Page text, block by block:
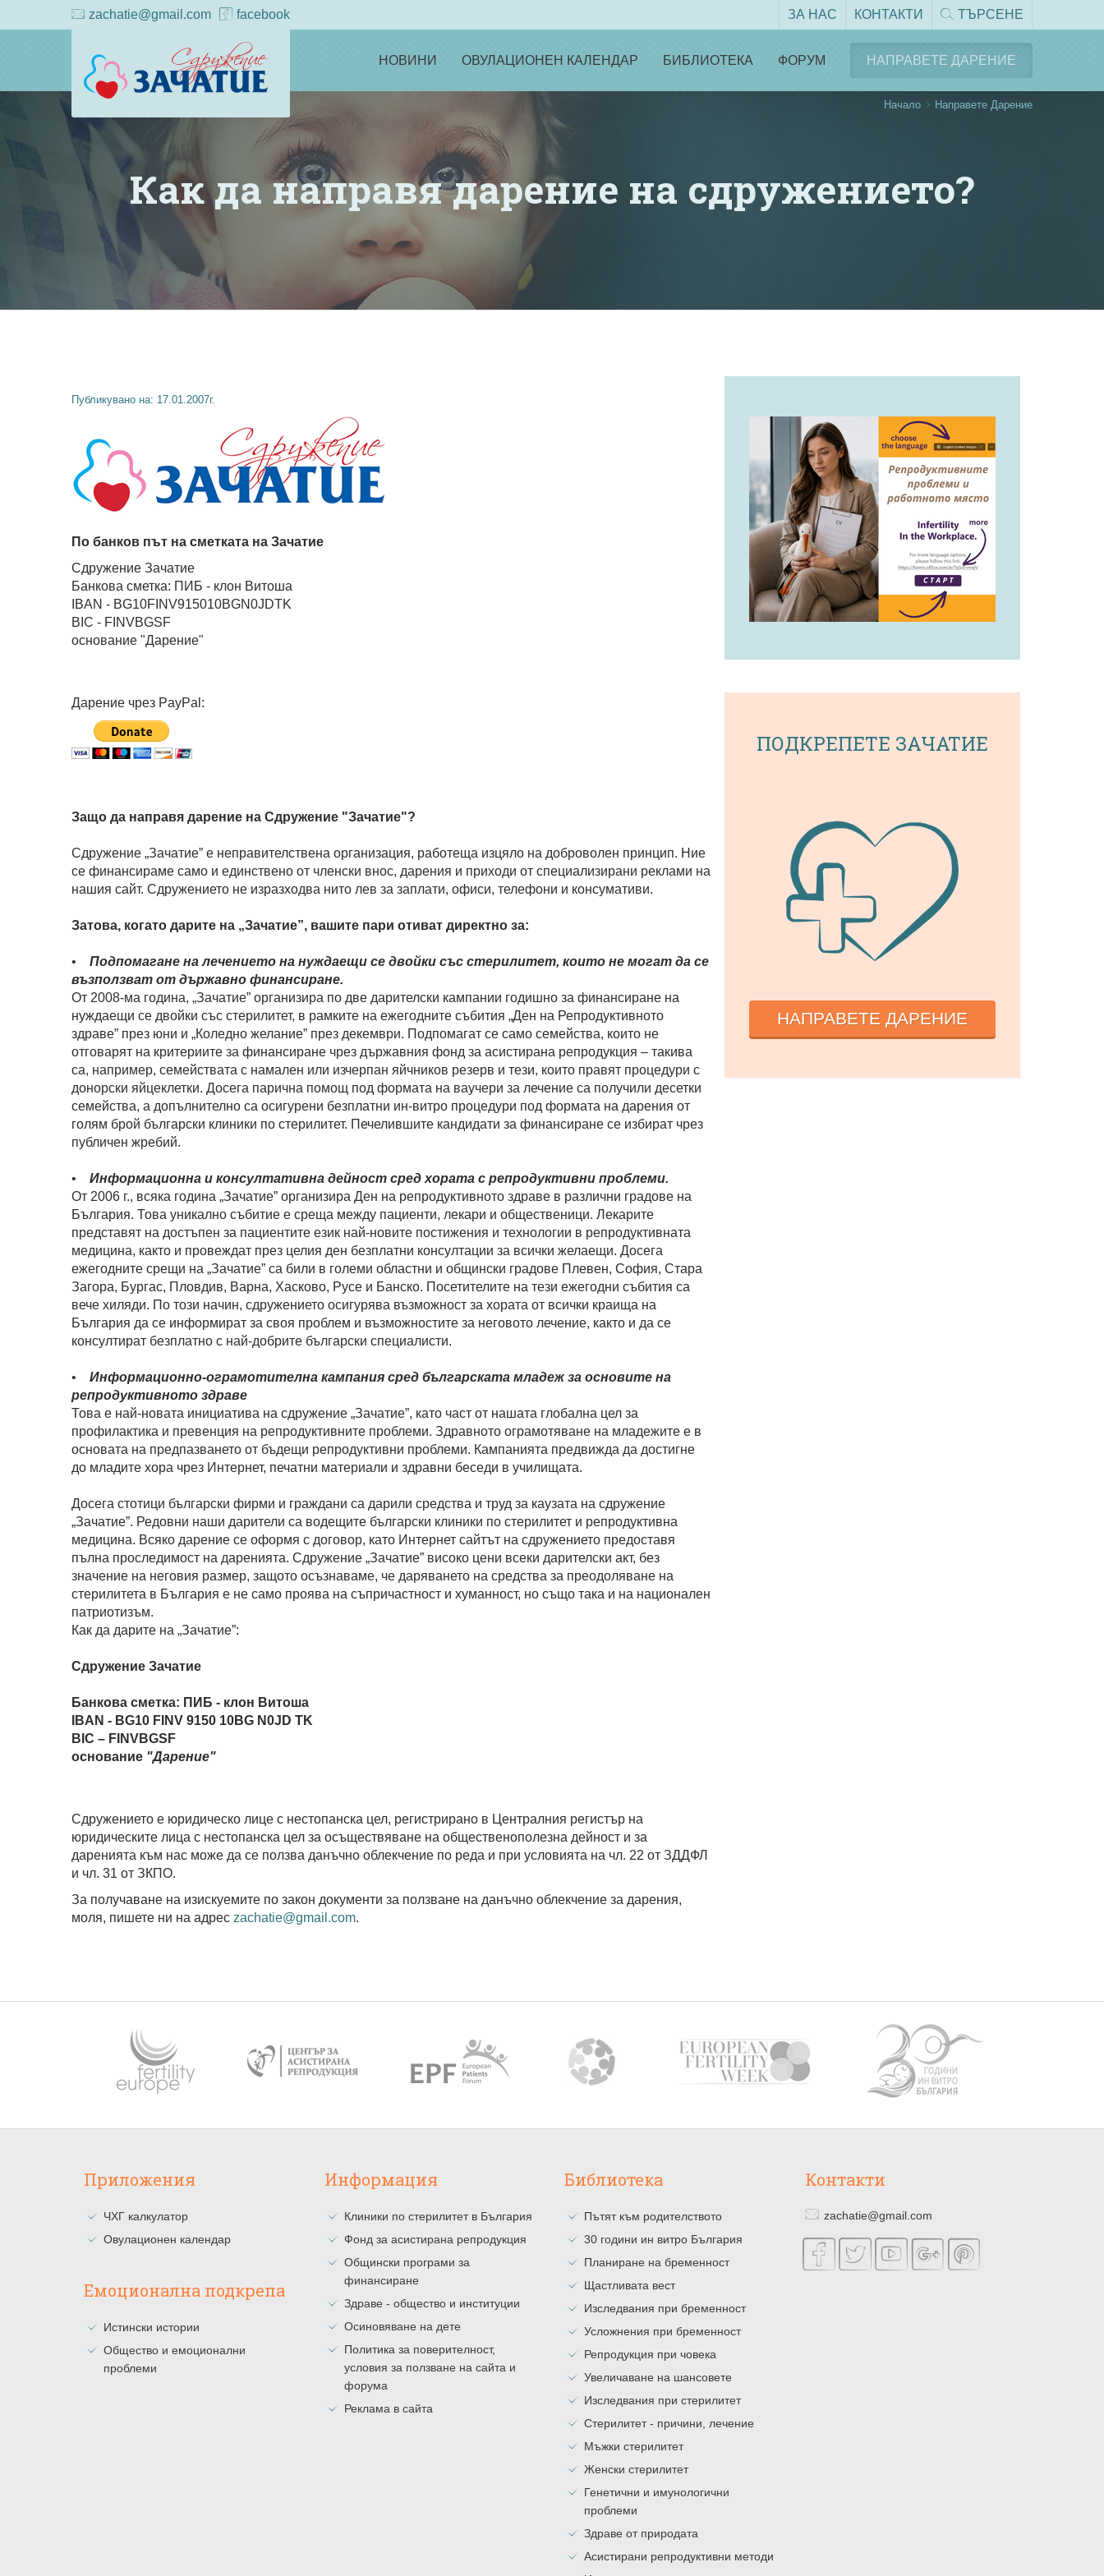
zachatie@gmail.com facebook ЗА НАС КОНТАКТИ ТЪРСЕНЕ
НОВИНИ ОВУЛАЦИОНЕН КАЛЕНДАР БИБЛИОТЕКА ФОРУМ НАПРАВЕТЕ ДАРЕНИЕ
Начало Направете Дарение
Как да направя дарение на сдружението?
Публикувано на: 17.01.2007г.
По банков път на сметката на Зачатие
Сдружение Зачатие
Банкова сметка: ПИБ - клон Витоша
IBAN - BG10FINV915010BGN0JDTK
BIC - FINVBGSF
основание "Дарение"
Дарение чрез PayPal:
Защо да направя дарение на Сдружение "Зачатие"?
Сдружение „Зачатие” е неправителствена организация, работеща изцяло на доброволен принцип. Ние
се финансираме само и единствено от членски внос, дарения и приходи от специализирани реклами на
нашия сайт. Сдружението не изразходва нито лев за заплати, офиси, телефони и консумативи.
Затова, когато дарите на „Зачатие”, вашите пари отиват директно за:
• Подпомагане на лечението на нуждаещи се двойки със стерилитет, които не могат да се
възползват от държавно финансиране.
От 2008-ма година, „Зачатие” организира по две дарителски кампании годишно за финансиране на
нуждаещи се двойки със стерилитет, в рамките на ежегодните събития „Ден на Репродуктивното
здраве” през юни и „Коледно желание” през декември. Подпомагат се само семейства, които не
отговарят на критериите за финансиране чрез държавния фонд за асистирана репродукция – такива
са, например, семействата с намален или изчерпан яйчников резерв и тези, които правят процедури с
донорски яйцеклетки. Досега парична помощ под формата на ваучери за лечение са получили десетки
семейства, а допълнително са осигурени безплатни ин-витро процедури под формата на дарения от
голям брой български клиники по стерилитет. Печелившите кандидати за финансиране се избират чрез
публичен жребий.
• Информационна и консултативна дейност сред хората с репродуктивни проблеми.
От 2006 г., всяка година „Зачатие” организира Ден на репродуктивното здраве в различни градове на
България. Това уникално събитие е среща между пациенти, лекари и общественици. Лекарите
представят на достъпен за пациентите език най-новите постижения и технологии в репродуктивната
медицина, както и провеждат през целия ден безплатни консултации за всички желаещи. Досега
ежегодните срещи на „Зачатие” са били в големи областни и общински градове Плевен, София, Стара
Загора, Бургас, Пловдив, Варна, Хасково, Русе и Банско. Посетителите на тези ежегодни събития са
вече хиляди. По този начин, сдружението осигурява възможност за хората от всички краища на
България да се информират за своя проблем и възможностите за неговото лечение, както и да се
консултират безплатно с най-добрите български специалисти.
• Информационно-ограмотителна кампания сред българската младеж за основите на
репродуктивното здраве
Това е най-новата инициатива на сдружение „Зачатие”, като част от нашата глобална цел за
профилактика и превенция на репродуктивните проблеми. Здравното ограмотяване на младежите е в
основата на предпазването от бъдещи репродуктивни проблеми. Кампанията предвижда да достигне
до младите хора чрез Интернет, печатни материали и здравни беседи в училищата.
Досега стотици български фирми и граждани са дарили средства и труд за каузата на сдружение
„Зачатие”. Редовни наши дарители са водещите български клиники по стерилитет и репродуктивна
медицина. Всяко дарение се оформя с договор, като Интернет сайтът на сдружението предоставя
пълна проследимост на даренията. Сдружение „Зачатие” високо цени всеки дарителски акт, без
значение на неговия размер, защото осъзнаваме, че даряването на средства за преодоляване на
стерилитета в България е не само проява на съпричастност и хуманност, но също така и на национален
патриотизъм.
Как да дарите на „Зачатие”:
Сдружение Зачатие
Банкова сметка: ПИБ - клон Витоша
IBAN - BG10 FINV 9150 10BG N0JD TK
BIC – FINVBGSF
основание "Дарение"
Сдружението е юридическо лице с нестопанска цел, регистрирано в Централния регистър на
юридическите лица с нестопанска цел за осъществяване на общественополезна дейност и за
даренията към нас може да се ползва данъчно облекчение по реда и при условията на чл. 22 от ЗДДФЛ
и чл. 31 от ЗКПО.
За получаване на изискуемите по закон документи за ползване на данъчно облекчение за дарения,
моля, пишете ни на адрес zachatie@gmail.com.
ПОДКРЕПЕТЕ ЗАЧАТИЕ
НАПРАВЕТЕ ДАРЕНИЕ
Приложения
ЧХГ калкулатор
Овулационен календар
Емоционална подкрепа
Истински истории
Общество и емоционални
проблеми
Информация
Клиники по стерилитет в България
Фонд за асистирана репродукция
Общински програми за
финансиране
Здраве - общество и институции
Осиновяване на дете
Политика за поверителност,
условия за ползване на сайта и
форума
Реклама в сайта
Библиотека
Пътят към родителството
30 години ин витро България
Планиране на бременност
Щастливата вест
Изследвания при бременност
Усложнения при бременност
Репродукция при човека
Увеличаване на шансовете
Изследвания при стерилитет
Стерилитет - причини, лечение
Мъжки стерилитет
Женски стерилитет
Генетични и имунологични
проблеми
Здраве от природата
Асистирани репродуктивни методи
Контакти
zachatie@gmail.com